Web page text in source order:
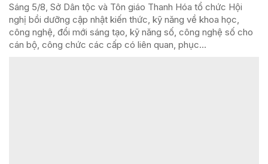
Sáng 5/8, Sở Dân tộc và Tôn giáo Thanh Hóa tổ chức Hội
nghị bồi dưỡng cập nhật kiến thức, kỹ năng về khoa học,
công nghệ, đổi mới sáng tạo, kỹ năng số, công nghệ số cho
cán bộ, công chức các cấp có liên quan, phục...